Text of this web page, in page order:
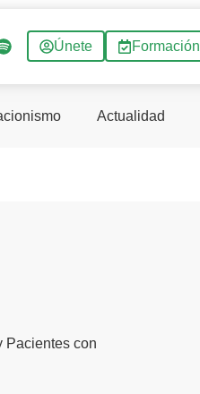
Únete Formación
Actualidad
Pacientes con